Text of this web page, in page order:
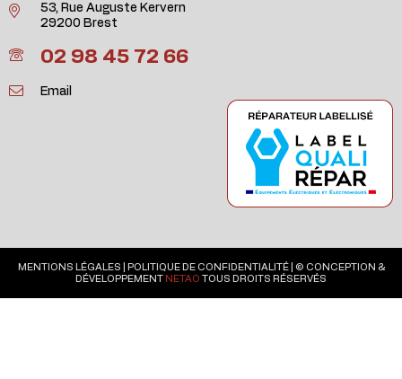
53, Rue Auguste Kervern
29200 Brest
02 98 45 72 66
Email
MENTIONS LÉGALES POLITIQUE DE CONFIDENTIALITÉ| © CONCEPTION &
DÉVELOPPEMENT NETAO TOUS DROITS RÉSERVÉS